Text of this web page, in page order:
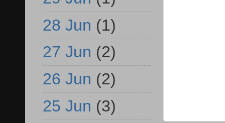
28 Jun (1)
27 Jun (2)
26 Jun (2)
25 Jun (3)